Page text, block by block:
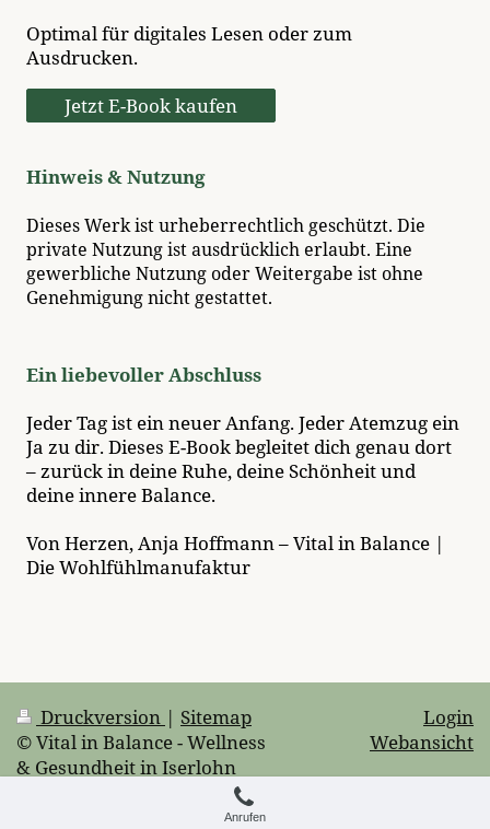
Optimal für digitales Lesen oder zum
Ausdrucken.
Jetzt E-Book kaufen
Hinweis & Nutzung
Dieses Werk ist urheberrechtlich geschützt. Die
private Nutzung ist ausdrücklich erlaubt. Eine
gewerbliche Nutzung oder Weitergabe ist ohne
Genehmigung nicht gestattet.
Ein liebevoller Abschluss
Jeder Tag ist ein neuer Anfang. Jeder Atemzug ein
Ja zu dir. Dieses E-Book begleitet dich genau dort
– zurück in deine Ruhe, deine Schönheit und
deine innere Balance.
Von Herzen, Anja Hoffmann – Vital in Balance |
Die Wohlfühlmanufaktur
Druckversion | Sitemap
© Vital in Balance - Wellness
& Gesundheit in Iserlohn
Login
Webansicht
Anrufen